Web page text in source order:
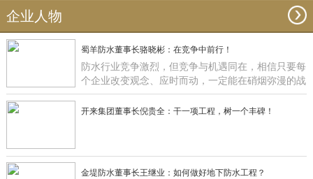
企业人物
蜀羊防水董事长骆晓彬：在竞争中前行！
防水行业竞争激烈，但竞争与机遇同在，相信只要每
个企业改变观念、应时而动，一定能在硝烟弥漫的战
场获得一席之地，正如蜀羊防水：一直在竞争中前
行！
开来集团董事长倪贵全：干一项工程，树一个丰碑！
金堤防水董事长王继业：如何做好地下防水工程？